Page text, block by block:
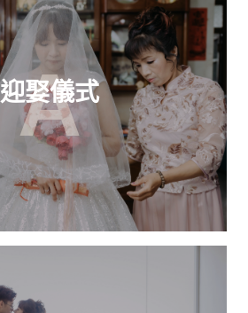
A
迎娶儀式